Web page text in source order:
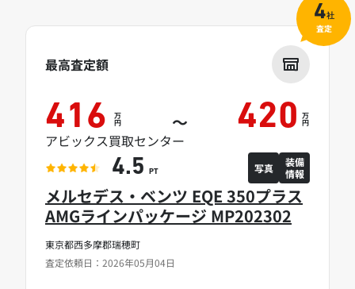
東京都西多摩郡瑞穂町
査定依頼日：2026年05月04日
メルセデス・ベンツ EQE 350プラス
AMGラインパッケージ MP202302
最高査定額
416 万
円 ～ 420 万
円
アビックス買取センター
4.5 PT 写真
装備
情報
4社
査定